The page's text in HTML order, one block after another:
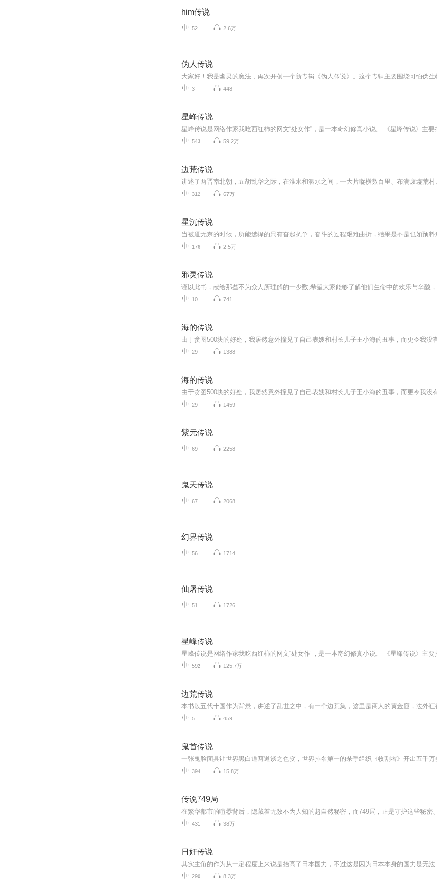
him传说
52 2.6万
伪人传说
3 448
星峰传说
543 59.2万
边荒传说
312 67万
星沉传说
当被逼无奈的时候，所能选择的只有奋起抗争，奋斗的过程艰难曲折，结果是不是也如预料
176 2.5万
邪灵传说
10 741
海的传说
29 1388
海的传说
29 1459
紫元传说
69 2258
鬼天传说
67 2068
幻界传说
56 1714
仙屠传说
51 1726
星峰传说
592 125.7万
边荒传说
5 459
鬼首传说
394 15.8万
传说749局
431 38万
日奸传说
290 8.3万